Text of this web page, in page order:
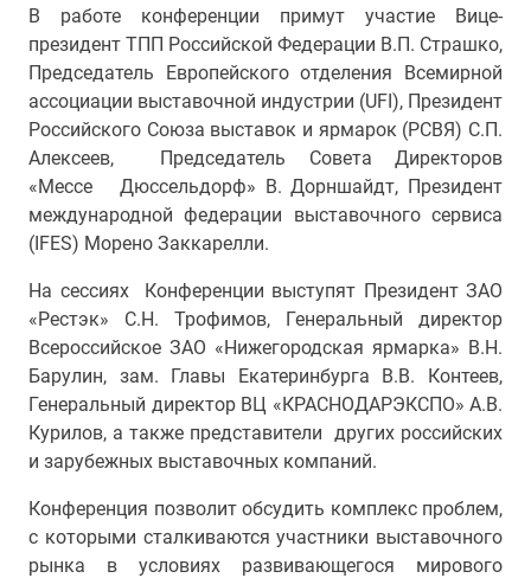
В работе конференции примут участие Вице-
президент ТПП Российской Федерации В.П. Страшко,
Председатель Европейского отделения Всемирной
ассоциации выставочной индустрии (UFI), Президент
Российского Союза выставок и ярмарок (РСВЯ) С.П.
Алексеев, Председатель Совета Директоров
«Мессе Дюссельдорф» В. Дорншайдт, Президент
международной федерации выставочного сервиса
(IFES) Морено Заккарелли.
На сессиях Конференции выступят Президент ЗАО
«Рестэк» С.Н. Трофимов, Генеральный директор
Всероссийское ЗАО «Нижегородская ярмарка» В.Н.
Барулин, зам. Главы Екатеринбурга В.В. Контеев,
Генеральный директор ВЦ «КРАСНОДАРЭКСПО» А.В.
Курилов, а также представители других российских
и зарубежных выставочных компаний.
Конференция позволит обсудить комплекс проблем,
с которыми сталкиваются участники выставочного
рынка в условиях развивающегося мирового